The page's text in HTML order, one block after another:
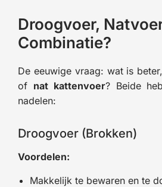
Droogvoer,
Combinatie?
De eeuwige vraag: wat is
of nat kattenvoer? Beide
nadelen:
Droogvoer (Brokken)
Voordelen:
Makkelijk te bewaren en te